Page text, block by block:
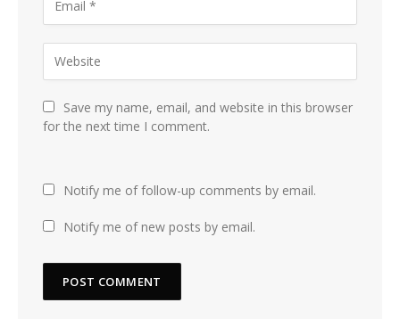
Save my name, email, and website in this browser
for the next time I comment.
Notify me of follow-up comments by email.
Notify me of new posts by email.